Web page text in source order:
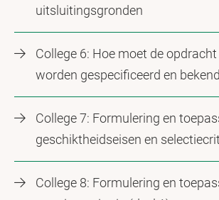
uitsluitingsgronden
College 6: Hoe moet de
worden gespecificeerd en
College 7: Formulering en
geschiktheidseisen en
College 8: Formulering en